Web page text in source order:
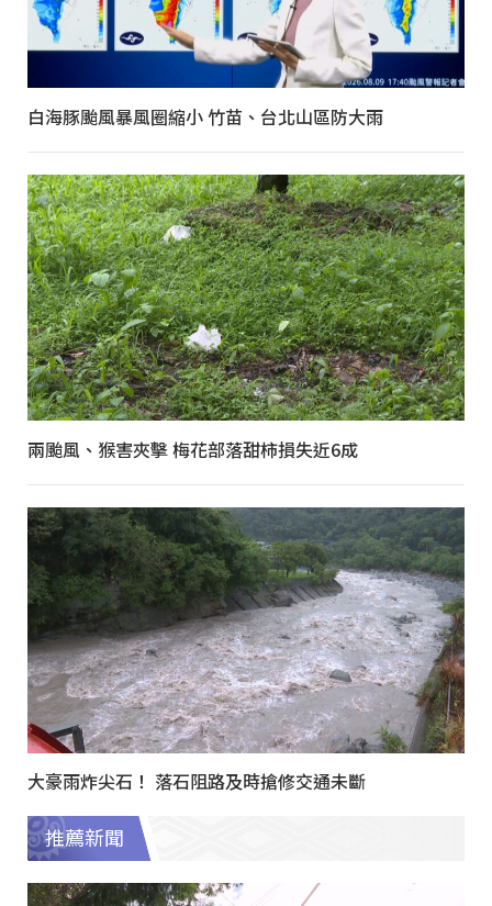
白海豚颱風暴風圈縮小 竹苗、台北山區防大雨
兩颱風、猴害夾擊 梅花部落甜柿損失近6成
大豪雨炸尖石！ 落石阻路及時搶修交通未斷
推薦新聞